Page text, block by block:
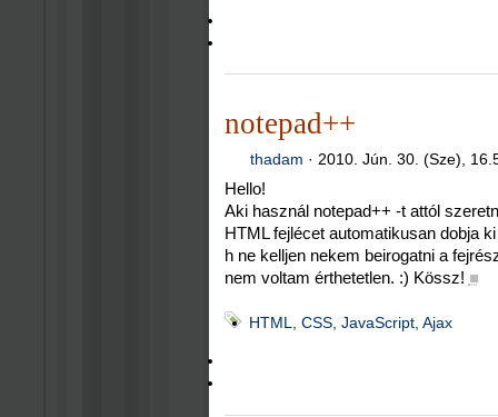
notepad++
thadam · 2010. Jún. 30. (Sze),
Hello!
Aki használ notepad++ -t attól
HTML fejlécet automatikusan dobja
h ne kelljen nekem beirogatni a
nem voltam érthetetlen. :) Kössz! ■
HTML, CSS, JavaScript, Ajax